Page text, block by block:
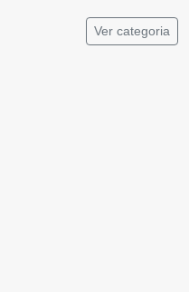
Ver categoria